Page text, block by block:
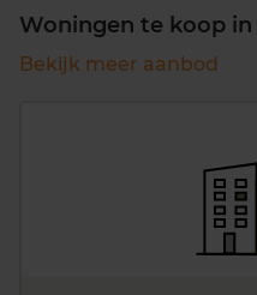
Woningen te koop
Bekijk meer aanbod